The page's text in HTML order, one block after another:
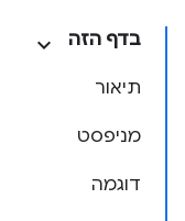
בדף הזה
תיאור
מניפסט
דוגמה